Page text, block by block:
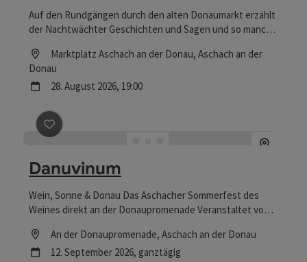
Auf den Rundgängen durch den alten Donaumarkt erzählt
der Nachtwächter Geschichten und Sagen und so manch
Location
Marktplatz Aschach an der Donau, Aschach an der
Donau
Nächster Termin
28. August 2026, 19:00
Beitrag merken
Danuvinum
Wein, Sonne & Donau Das Aschacher Sommerfest des
Weines direkt an der Donaupromenade Veranstaltet von
Location
An der Donaupromenade, Aschach an der Donau
Nächster Termin
12. September 2026, ganztägig